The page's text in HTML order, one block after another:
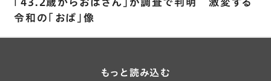
「43.2歳からおばさん」が調査で判明 激変する
令和の「おば」像
もっと読み込む